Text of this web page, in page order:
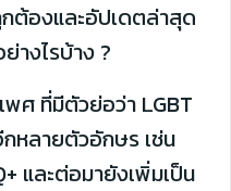
ต้องและอัปเดตล่าสุด
างไรบ้าง ?
ศ ที่มีตัวย่อว่า LGBT
หลายตัวอักษร เช่น
และต่อมายังเพิ่มเป็น